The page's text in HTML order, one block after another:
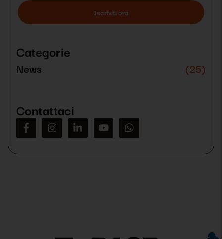
lasciare
questo
campo.
Categorie
News (25)
Contattaci